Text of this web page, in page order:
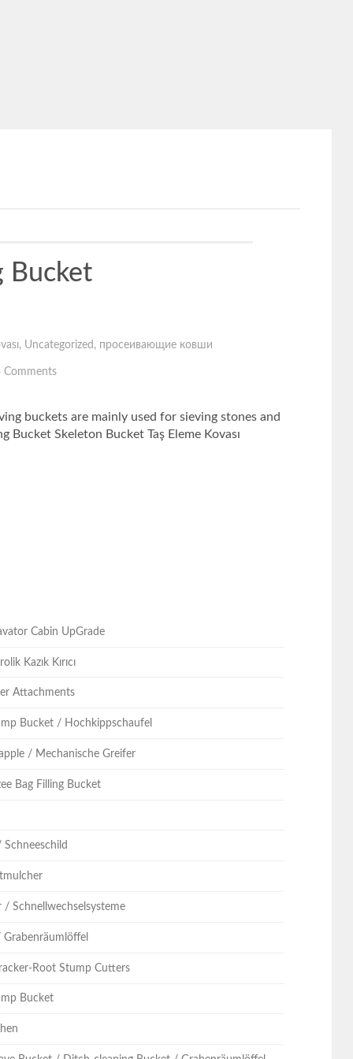
Bucket
, Uncategorized , просеивающие ковши
Comments
buckets are mainly used for sieving stones and
Bucket Skeleton Bucket Taş Eleme Kovası
Cabin UpGrade
Kazık Kırıcı
Attachments
Bucket / Hochkippschaufel
/ Mechanische Greifer
Bag Filling Bucket
Schneeschild
Schnellwechselsysteme
Grabenräumlöffel
Root Stump Cutters
Bucket